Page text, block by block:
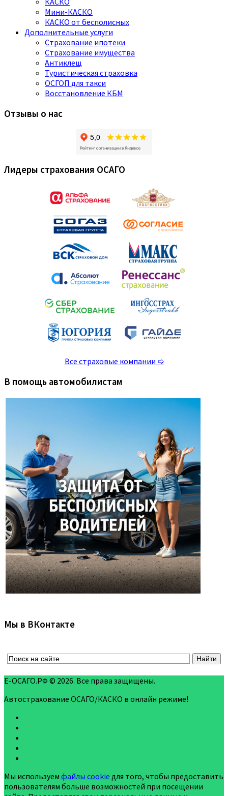
Мини-КАСКО
КАСКО от бесполисных
Дополнительные услуги
Страхование ипотеки
Страхование имущества
Антиклещ
Туристическая страховка
ОСГОП для такси
Восстановление КБМ
Отзывы о нас
Лидеры страхования ОСАГО
Все страховые компании ➯
В помощь автомобилистам
Мы в ВКонтакте
Е-ОСАГО.РФ © 2026. Все права защищены.
Автострахование ОСАГО/КАСКО в онлайн режиме!
Мы используем файлы cookie для того, чтобы предоставить
пользователям больше возможностей при посещении